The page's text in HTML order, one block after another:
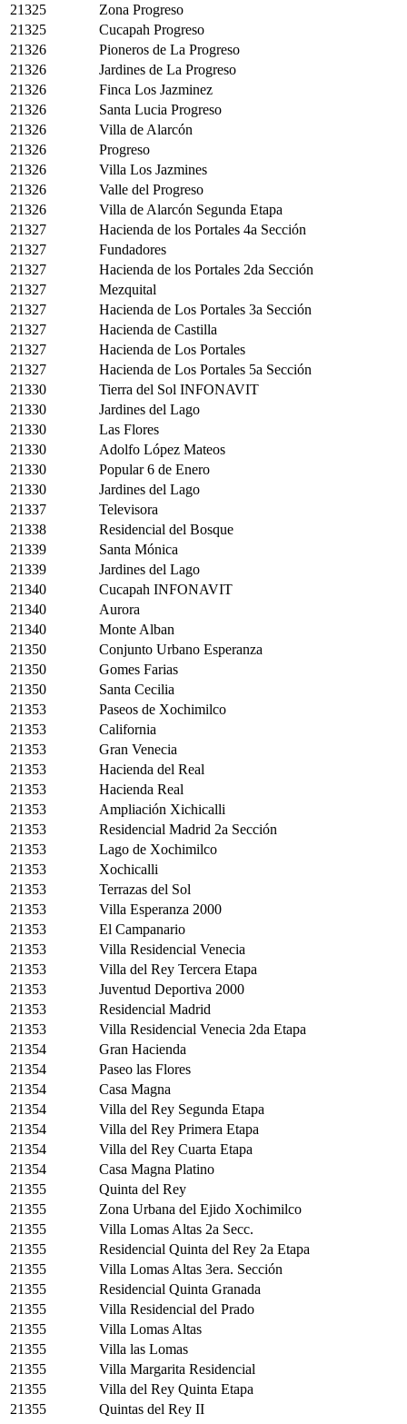
21325
Zona Progreso
21325
Cucapah Progreso
21326
Pioneros de La Progreso
21326
Jardines de La Progreso
21326
Finca Los Jazminez
21326
Santa Lucia Progreso
21326
Villa de Alarcón
21326
Progreso
21326
Villa Los Jazmines
21326
Valle del Progreso
21326
Villa de Alarcón Segunda Etapa
21327
Hacienda de los Portales 4a Sección
21327
Fundadores
21327
Hacienda de los Portales 2da Sección
21327
Mezquital
21327
Hacienda de Los Portales 3a Sección
21327
Hacienda de Castilla
21327
Hacienda de Los Portales
21327
Hacienda de Los Portales 5a Sección
21330
Tierra del Sol INFONAVIT
21330
Jardines del Lago
21330
Las Flores
21330
Adolfo López Mateos
21330
Popular 6 de Enero
21330
Jardines del Lago
21337
Televisora
21338
Residencial del Bosque
21339
Santa Mónica
21339
Jardines del Lago
21340
Cucapah INFONAVIT
21340
Aurora
21340
Monte Alban
21350
Conjunto Urbano Esperanza
21350
Gomes Farias
21350
Santa Cecilia
21353
Paseos de Xochimilco
21353
California
21353
Gran Venecia
21353
Hacienda del Real
21353
Hacienda Real
21353
Ampliación Xichicalli
21353
Residencial Madrid 2a Sección
21353
Lago de Xochimilco
21353
Xochicalli
21353
Terrazas del Sol
21353
Villa Esperanza 2000
21353
El Campanario
21353
Villa Residencial Venecia
21353
Villa del Rey Tercera Etapa
21353
Juventud Deportiva 2000
21353
Residencial Madrid
21353
Villa Residencial Venecia 2da Etapa
21354
Gran Hacienda
21354
Paseo las Flores
21354
Casa Magna
21354
Villa del Rey Segunda Etapa
21354
Villa del Rey Primera Etapa
21354
Villa del Rey Cuarta Etapa
21354
Casa Magna Platino
21355
Quinta del Rey
21355
Zona Urbana del Ejido Xochimilco
21355
Villa Lomas Altas 2a Secc.
21355
Residencial Quinta del Rey 2a Etapa
21355
Villa Lomas Altas 3era. Sección
21355
Residencial Quinta Granada
21355
Villa Residencial del Prado
21355
Villa Lomas Altas
21355
Villa las Lomas
21355
Villa Margarita Residencial
21355
Villa del Rey Quinta Etapa
21355
Quintas del Rey II